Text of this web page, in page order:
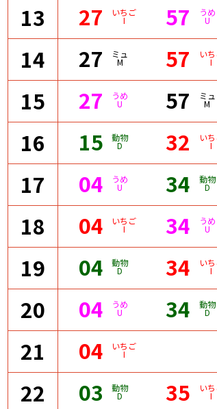
13 27 いちご
I 57 うめ
U
14 27 ミュ
M 57 い
I
15 27 うめ
U 57 ミュ
M
16 15 動物
D 32 い
I
17 04 うめ
U 34 動物
D
18 04 いちご
I 34 うめ
U
19 04 動物
D 34 い
I
20 04 うめ
U 34 動物
D
21 04 いちご
I
22 03 動物
D 35 い
I